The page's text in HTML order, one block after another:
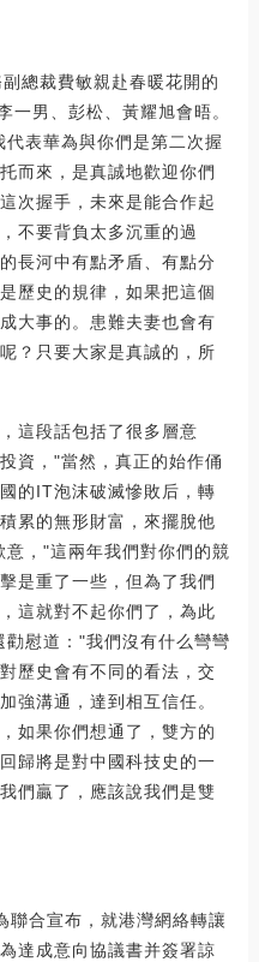
總裁費敏親赴春暖花開的
一男、彭松、黃耀旭會晤。
表華為與你們是第二次握
而來，是真誠地歡迎你們
次握手，未來是能合作起
不要背負太多沉重的過
長河中有點矛盾、有點分
歷史的規律，如果把這個
大事的。患難夫妻也會有
？只要大家是真誠的，所
這段話包括了很多層意
資，"當然，真正的始作俑
的IT泡沫破滅慘敗后，轉
累的無形財富，來擺脫他
，"這兩年我們對你們的競
是重了一些，但為了我們
這就對不起你們了，為此
慰道："我們沒有什么彎彎
歷史會有不同的看法，交
強溝通，達到相互信任。
如果你們想通了，雙方的
歸將是對中國科技史的一
們贏了，應該說我們是雙
合宣布，就港灣網絡轉讓
達成意向協議書并簽署諒